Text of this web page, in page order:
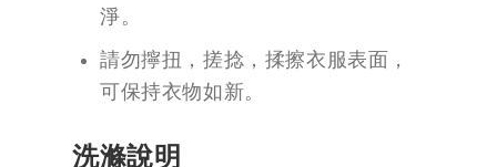
淨。
請勿擰扭，搓捻，揉擦衣服表面，
可保持衣物如新。
洗滌說明